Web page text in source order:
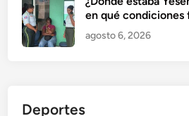
en qué condiciones
agosto 6, 2026
Deportes